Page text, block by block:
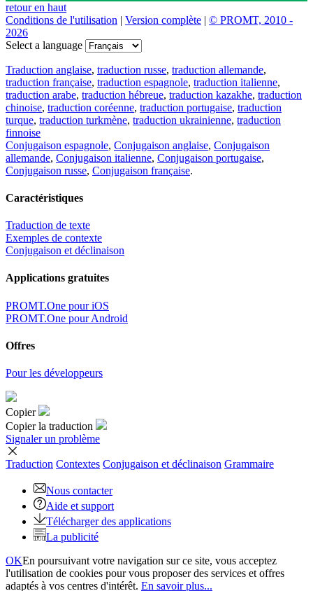
retour en haut
Conditions de l'utilisation | Version complète | © PROMT, 2010 -
2026
Select a language
Traduction anglaise, traduction russe, traduction allemande,
traduction française, traduction espagnole, traduction italienne,
traduction arabe, traduction hébreue, traduction kazakhe, traduction
chinoise, traduction coréenne, traduction portugaise, traduction
turque, traduction turkmène, traduction ukrainienne, traduction
finnoise
Conjugaison espagnole, Conjugaison anglaise, Conjugaison
allemande, Conjugaison italienne, Conjugaison portugaise,
Conjugaison russe, Conjugaison française.
Caractéristiques
Traduction de texte
Exemples de contexte
Conjugaison et déclinaison
Applications gratuites
PROMT.One pour iOS
PROMT.One pour Android
Offres
Pour les développeurs
Copier
Copier la traduction
Signaler un problème
Traduction Contextes Conjugaison et déclinaison Grammaire
Nous contacter
Aide et support
Télécharger des applications
La publicité
OKEn poursuivant votre navigation sur ce site, vous acceptez
l'utilisation de cookies pour vous proposer des services et offres
adaptés à vos centres d'intérêt. En savoir plus...